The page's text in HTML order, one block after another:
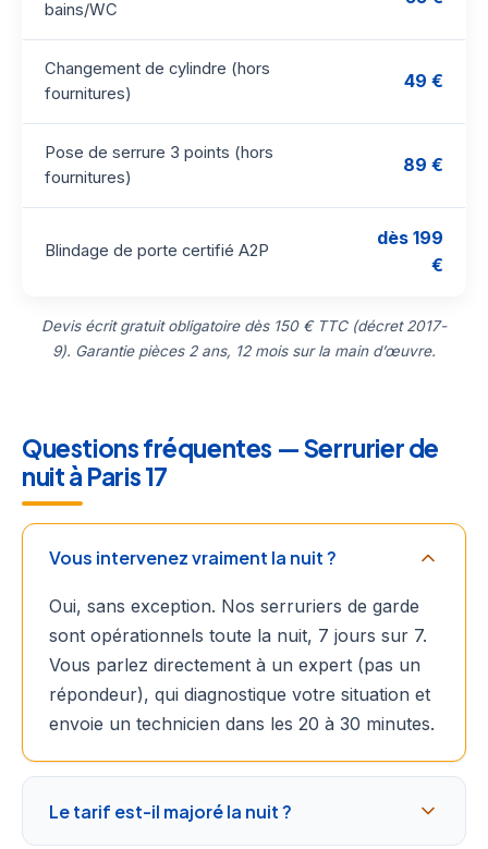
bains/WC
Changement de cylindre (hors
fournitures)
49 €
Pose de serrure 3 points (hors
fournitures)
89 €
Blindage de porte certifié A2P
dès 199
€
Devis écrit gratuit obligatoire dès 150 € TTC (décret 2017-
9). Garantie pièces 2 ans, 12 mois sur la main d’œuvre.
Questions fréquentes — Serrurier de
nuit à Paris 17
Vous intervenez vraiment la nuit ?
Oui, sans exception. Nos serruriers de garde
sont opérationnels toute la nuit, 7 jours sur 7.
Vous parlez directement à un expert (pas un
répondeur), qui diagnostique votre situation et
envoie un technicien dans les 20 à 30 minutes.
Le tarif est-il majoré la nuit ?